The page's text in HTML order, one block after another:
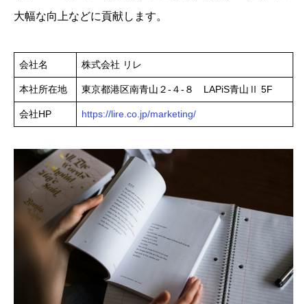
大幅な向上などに貢献します。
会社名 株式会社 リレ
本社所在地 東京都港区南青山２-４-８ LAPiS青山Ⅱ 5F
会社HP https://lire.co.jp/marketing/